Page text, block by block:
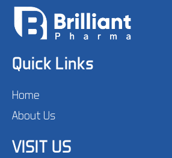
Quick Links
Home
About Us
VISIT US